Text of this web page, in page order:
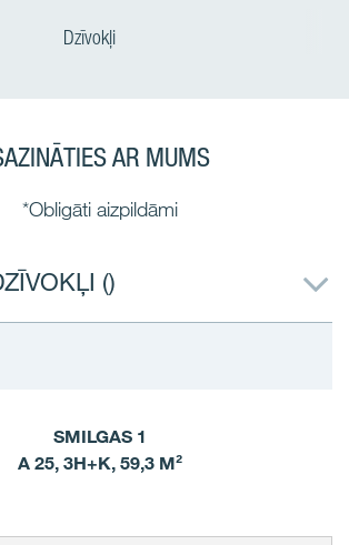
Dzīvokļi
AR MUMS
*Obligāti aizpildāmi
()
SMILGAS 1
A 25, 3H+K, 59,3 M²